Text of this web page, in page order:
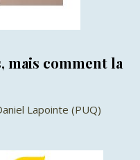
mais comment la
Lapointe (PUQ)